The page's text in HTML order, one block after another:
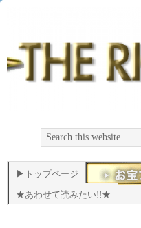
▶トップページ
★あわせて読みたい!!★